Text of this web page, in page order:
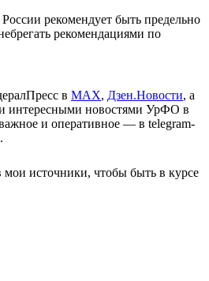
рекомендует быть предельно
рекомендациями по
в МАХ, Дзен.Новости, а
интересными новостями УрФО в
и оперативное — в telegram-
мои источники, чтобы быть в курсе